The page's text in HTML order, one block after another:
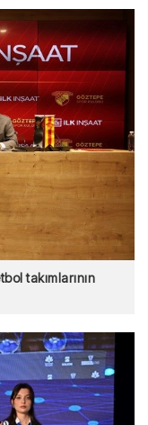
takımlarının